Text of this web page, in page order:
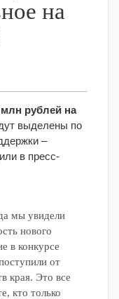
на
млн рублей на
выделены по
–
в пресс-
мы увидели
нового
в конкурсе
от
края. Это все
кто только